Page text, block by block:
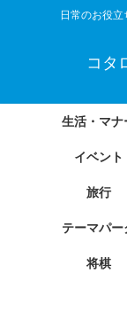
日常のお役
コタ
生活・マナ
イベント
旅行
テーマパー
将棋